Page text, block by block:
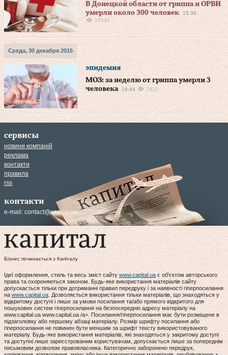
В Донецкой области от гриппа и ОРВИ
умерли около 300 человек
15:39
15644
Среда, 30 декабря 2015
эпидемия
МОЗ: за неделю от гриппа умерли 3
человека
16:44 7419
сервисы
новини компаній
реклама
контакти
правила
rss
контакти
e-mail: contact@capital.ua
Бізнес починається з Капіталу
Ідеї оформлення, стиль та весь зміст сайту www.capital.ua є об'єктом авторського
права та охороняються законом. Будь-яке використання матеріалів сайту
допускається тільки при дотриманні правил передруку і за наявності гіперпосилання
на www.capital.ua . Дозволяється використання тільки матеріалів, що знаходяться у
відкритому доступі і лише за умови посилання та/або прямого відкритого для
пошукових систем гіперпосилання на безпосередню адресу матеріалу на
www.capital.ua www.capital.ua /a>. Посилання/гіперпосилання має бути розміщене в
підзаголовку або першому абзаці матеріалу. Розмір шрифту посилання або
гіперпосилання не повинен бути меншим за шрифт тексту використовуваного
матеріалу. Будь-яке використання матеріалів, які знаходяться у закритому доступі
та доступні лише зареєстрованим користувачам, допускається лише за попереднім
письмовим дозволом правовласника. Категорично заборонено передрук,